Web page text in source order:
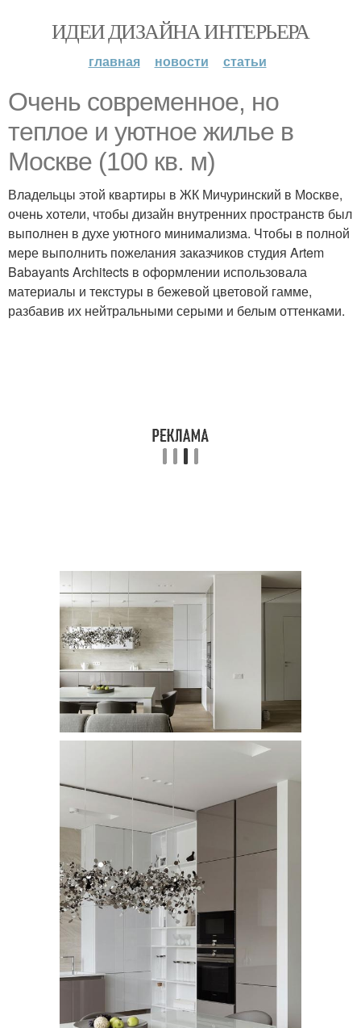
ИДЕИ ДИЗАЙНА ИНТЕРЬЕРА
главная новости статьи
Очень современное, но
теплое и уютное жилье в
Москве (100 кв. м)
Владельцы этой квартиры в ЖК Мичуринский в Москве,
очень хотели, чтобы дизайн внутренних пространств был
выполнен в духе уютного минимализма. Чтобы в полной
мере выполнить пожелания заказчиков студия Artem
Babayants Architects в оформлении использовала
материалы и текстуры в бежевой цветовой гамме,
разбавив их нейтральными серыми и белым оттенками.